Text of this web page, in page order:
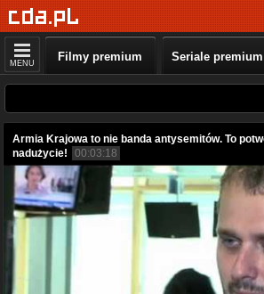
MENU Filmy premium Seriale premium
Armia Krajowa to nie banda antysemitów. To
nadużycie!
00:03:18